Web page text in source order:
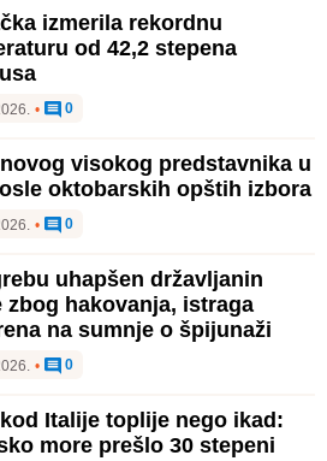
izmerila rekordnu
od 42,2 stepena
• 0
visokog predstavnika u
oktobarskih opštih izbora
• 0
uhapšen državljanin
zbog hakovanja, istraga
na sumnje o špijunaži
• 0
Italije toplije nego ikad:
more prešlo 30 stepeni